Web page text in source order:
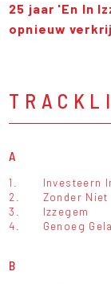
25 jaar 'En In
opnieuw
A
1.
Investeern
2.
Zonder Niet
3.
Izzegem
4.
Genoeg
B